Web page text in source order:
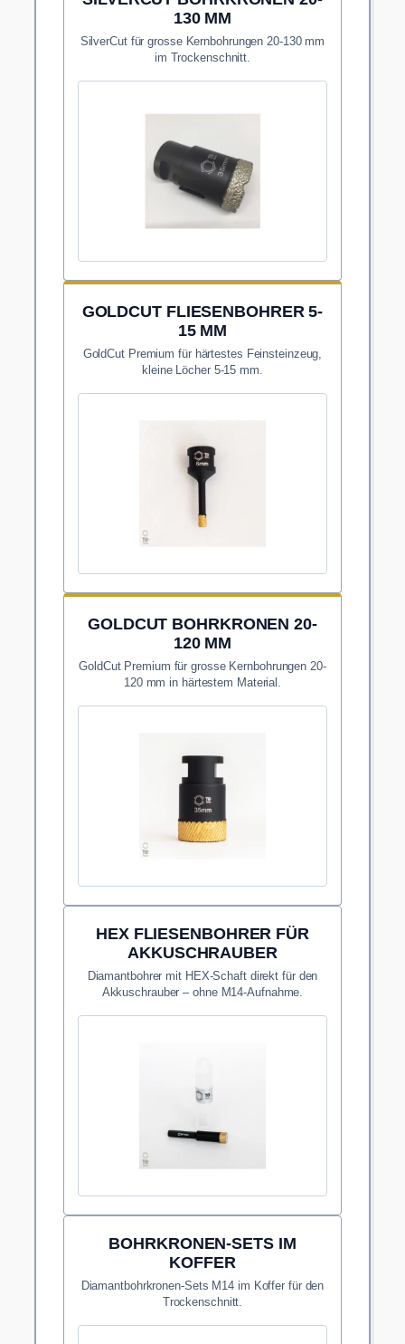
130 MM
SilverCut für grosse Kernbohrungen 20-130 mm
im Trockenschnitt.
GOLDCUT FLIESENBOHRER 5-
15 MM
GoldCut Premium für härtestes Feinsteinzeug,
kleine Löcher 5-15 mm.
GOLDCUT BOHRKRONEN 20-
120 MM
GoldCut Premium für grosse Kernbohrungen 20-
120 mm in härtestem Material.
HEX FLIESENBOHRER FÜR
AKKUSCHRAUBER
Diamantbohrer mit HEX-Schaft direkt für den
Akkuschrauber – ohne M14-Aufnahme.
BOHRKRONEN-SETS IM
KOFFER
Diamantbohrkronen-Sets M14 im Koffer für den
Trockenschnitt.